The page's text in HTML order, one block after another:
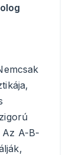
Az A-B-